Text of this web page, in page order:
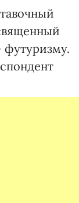
футуризму.